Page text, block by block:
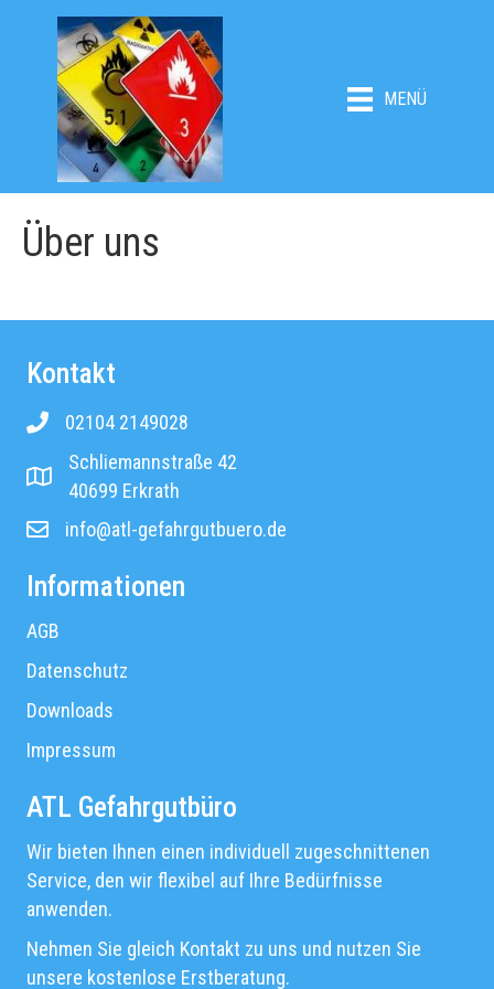
MENÜ
Über uns
Kontakt
Rufnummer ATL Gefahrgutbüro
02104 2149028
Adresse ATL Gefahrgutbüro
Schliemannstraße 42
40699 Erkrath
Email Adresse ATL Gefahrgutbüro
info@atl-gefahrgutbuero.de
Informationen
AGB
Datenschutz
Downloads
Impressum
ATL Gefahrgutbüro
Wir bieten Ihnen einen individuell zugeschnittenen
Service, den wir flexibel auf Ihre Bedürfnisse
anwenden.
Nehmen Sie gleich Kontakt zu uns und nutzen Sie
unsere kostenlose Erstberatung.